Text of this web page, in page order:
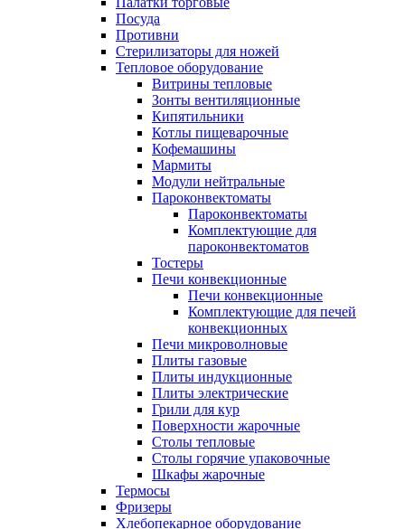
Посуда
Противни
Стерилизаторы для ножей
Тепловое оборудование
Витрины тепловые
Зонты вентиляционные
Кипятильники
Котлы пищеварочные
Кофемашины
Мармиты
Модули нейтральные
Пароконвектоматы
Пароконвектоматы
Комплектующие для
пароконвектоматов
Тостеры
Печи конвекционные
Печи конвекционные
Комплектующие для печей
конвекционных
Печи микроволновые
Плиты газовые
Плиты индукционные
Плиты электрические
Грили для кур
Поверхности жарочные
Столы тепловые
Столы горячие упаковочные
Шкафы жарочные
Термосы
Фризеры
Хлебопекарное оборудование